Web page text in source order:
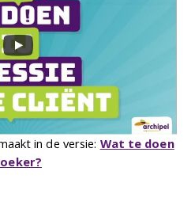
in de versie: Wat te doen